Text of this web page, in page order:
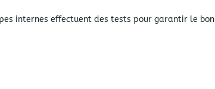
internes effectuent des tests pour garantir le bon